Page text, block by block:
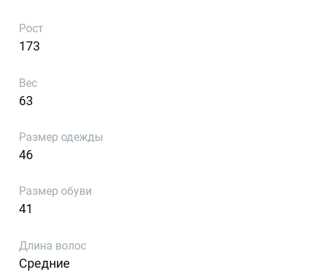
Рост
173
Вес
63
Размер одежды
46
Размер обуви
41
Длина волос
Средние